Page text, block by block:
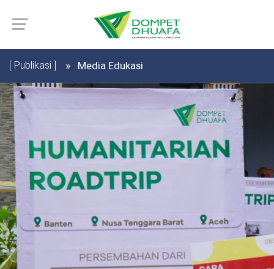
[ Publikasi ] Media Edukasi